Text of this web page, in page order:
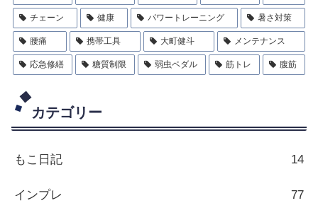
チェーン 健康 パワートレーニング 暑さ対策
腰痛 携帯工具 大町健斗 メンテナンス
応急修繕 糖質制限 弱虫ペダル 筋トレ 腹筋
カテゴリー
もこ日記 14
インプレ 77